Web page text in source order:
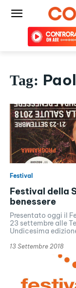
Tag:
Festival
Festival della
benessere
Presentato oggi il
23 settembre alle
Undicesima
13 Settembre 2018